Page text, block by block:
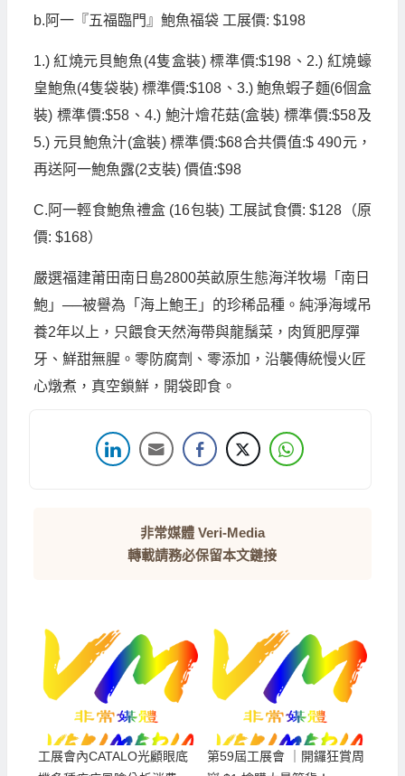
b. 阿一『五福臨門』鮑魚福袋 工展價: $198
1.)紅燒元貝鮑魚 (4隻盒裝)標準價:$198 、 2.) 紅燒蠔
皇鮑魚(4隻袋裝) 標準價:$108 、 3.) 鮑魚蝦子麵(6個盒
裝) 標準價:$58 、4.) 鮑汁燴花菇(盒裝) 標準價:$58及
5.) 元貝鮑魚汁(盒裝)標準價:$68合共價值:$ 490元，
再送阿一鮑魚露(2支裝) 價值:$98
C. 阿一輕食鮑魚禮盒 (16包裝) 工展試食價: $128 （原
價: $168）
嚴選福建莆田南日島2800英畝原生態海洋牧場「南日
鮑」──被譽為「海上鮑王」的珍稀品種。純淨海域吊
養2年以上，只餵食天然海帶與龍鬚菜，肉質肥厚彈
牙、鮮甜無腥。零防腐劑、零添加，沿襲傳統慢火匠
心燉煮，真空鎖鮮，開袋即食。
非常媒體 Veri-Media
轉載請務必保留本文鏈接
工展會內CATALO光顧眼底
第59屆工展會 ｜開鑼狂賞周